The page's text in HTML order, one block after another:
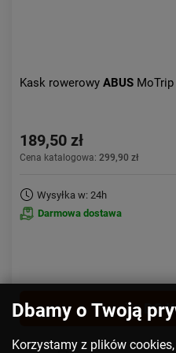
Kask rowerowy ABUS MoTrip
189,50 zł
Cena katalogowa: 299,90 zł
Wysyłka w: 24h
Darmowa dostawa
DO
Dbamy o Twoją
Korzystamy z plików